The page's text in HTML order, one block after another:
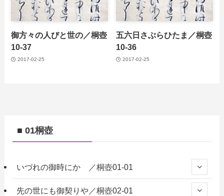
御方々の人びと世の／桐壺
10-37
2017-02-25
五六日さぶらひたま／桐壺
10-36
2017-02-25
■ 01桐壺
いづれの御時にか ／桐壺01-01
先の世にも御契りや／桐壺02-01